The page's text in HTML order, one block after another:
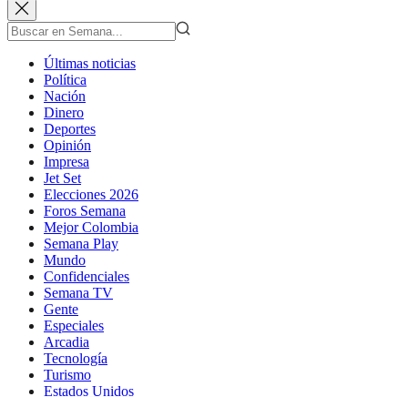
Últimas noticias
Política
Nación
Dinero
Deportes
Opinión
Impresa
Jet Set
Elecciones 2026
Foros Semana
Mejor Colombia
Semana Play
Mundo
Confidenciales
Semana TV
Gente
Especiales
Arcadia
Tecnología
Turismo
Estados Unidos